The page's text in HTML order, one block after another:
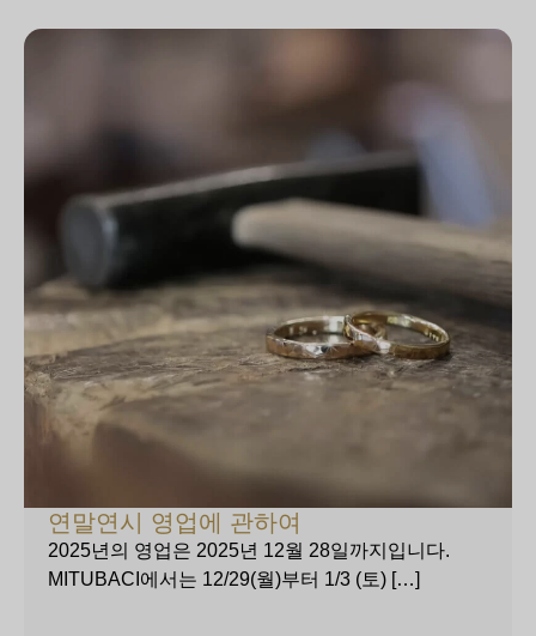
연말연시 영업에 관하여
2025년의 영업은 2025년 12월 28일까지입니다.
MITUBACI에서는 12/29(월)부터 1/3 (토) […]